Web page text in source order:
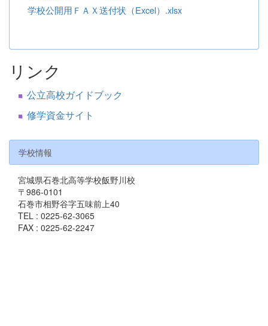
学校公開用ＦＡＸ送付状（Excel）.xlsx
リンク
公立高校ガイドブック
修学資金サイト
学校情報
宮城県石巻北高等学校飯野川校
〒986-0101
石巻市相野谷字五味前上40
TEL : 0225-62-3065
FAX : 0225-62-2247